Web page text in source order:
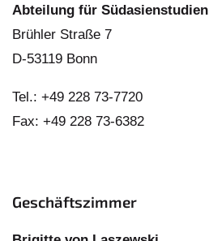
Abteilung für Südasienstudien
Brühler Straße 7
D-53119 Bonn
Tel.: +49 228 73-7720
Fax: +49 228 73-6382
Geschäftszimmer